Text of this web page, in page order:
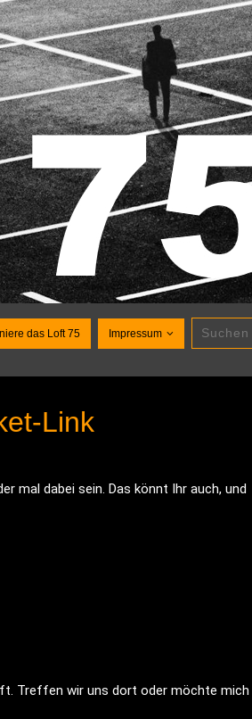
das Loft 75 Impressum
Link
mal dabei sein. Das könnt Ihr auch, und
Treffen wir uns dort oder möchte mich